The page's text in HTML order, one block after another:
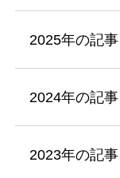
2025年の記事
2024年の記事
2023年の記事